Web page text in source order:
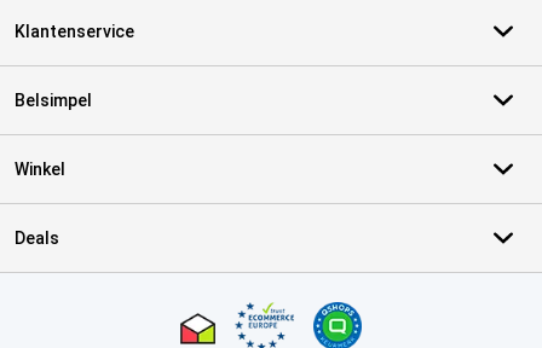
Klantenservice
Belsimpel
Winkel
Deals